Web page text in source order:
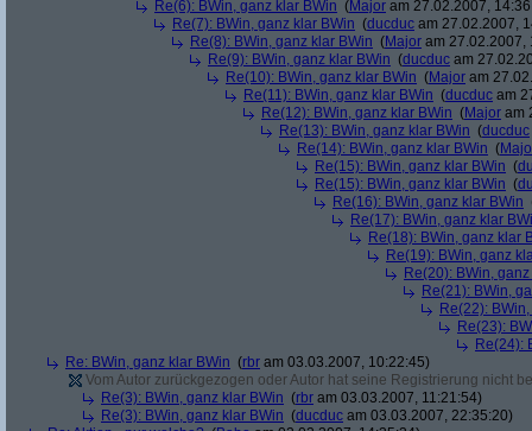
Re(6): BWin, ganz klar BWin (Major am 27.02.2007,
Re(7): BWin, ganz klar BWin (ducduc am 27.02.2007,
Re(8): BWin, ganz klar BWin (Major am 27.02.2007,
Re(9): BWin, ganz klar BWin (ducduc am
Re(10): BWin, ganz klar BWin (Major am
Re(11): BWin, ganz klar BWin (ducduc am
Re(12): BWin, ganz klar BWin (Major am
Re(13): BWin, ganz klar BWin (ducduc
Re(14): BWin, ganz klar BWin (
Re(15): BWin, ganz klar BWin (
Re(15): BWin, ganz klar BWin (
Re(16): BWin, ganz klar BWin
Re(17): BWin, ganz klar
Re(18): BWin, ganz klar
Re(19): BWin, ganz
Re(20): BWin,
Re(21): BWin,
Re(22):
Re(23):
Re(24):
Re: BWin, ganz klar BWin (rbr am 03.03.2007, 10:22:45)
Vom Autor zurückgezogen oder Autor hat seine Registrierung nicht
Re(3): BWin, ganz klar BWin (rbr am 03.03.2007, 11:21:54)
Re(3): BWin, ganz klar BWin (ducduc am 03.03.2007, 22:35:20)